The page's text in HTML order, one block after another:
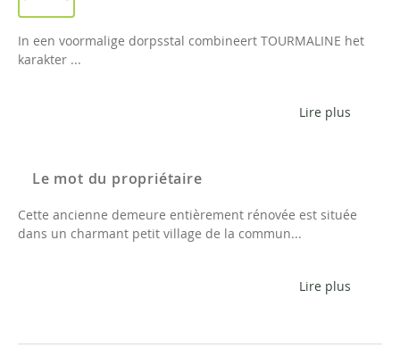
In een voormalige dorpsstal combineert TOURMALINE het
karakter ...
Lire plus
Le mot du propriétaire
Cette ancienne demeure entièrement rénovée est située
dans un charmant petit village de la commun...
Lire plus